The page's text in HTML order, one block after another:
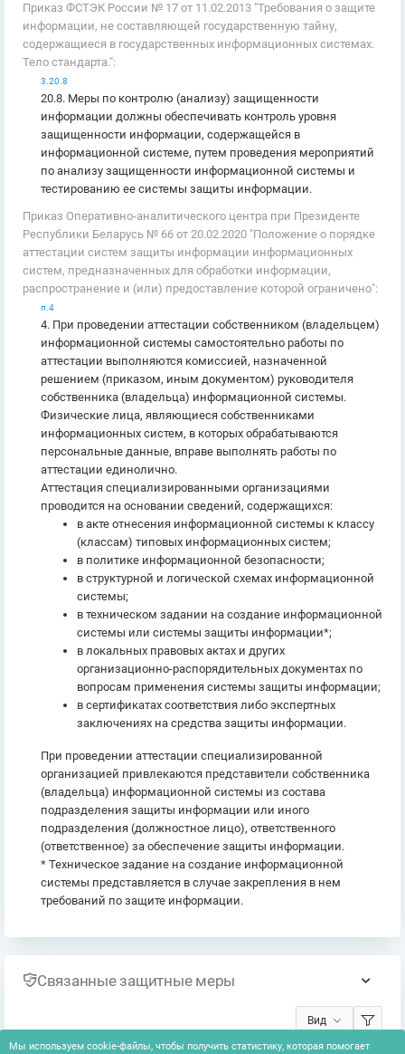
Приказ ФСТЭК России № 17 от 11.02.2013 "Требования о защите
информации, не составляющей государственную тайну,
содержащиеся в государственных информационных системах.
Тело стандарта.":
3.20.8
20.8. Меры по контролю (анализу) защищенности
информации должны обеспечивать контроль уровня
защищенности информации, содержащейся в
информационной системе, путем проведения мероприятий
по анализу защищенности информационной системы и
тестированию ее системы защиты информации.
Приказ Оперативно-аналитического центра при Президенте
Республики Беларусь № 66 от 20.02.2020 "Положение о порядке
аттестации систем защиты информации информационных
систем, предназначенных для обработки информации,
распространение и (или) предоставление которой ограничено":
п.4
4. При проведении аттестации собственником (владельцем)
информационной системы самостоятельно работы по
аттестации выполняются комиссией, назначенной
решением (приказом, иным документом) руководителя
собственника (владельца) информационной системы.
Физические лица, являющиеся собственниками
информационных систем, в которых обрабатываются
персональные данные, вправе выполнять работы по
аттестации единолично.
Аттестация специализированными организациями
проводится на основании сведений, содержащихся:
в акте отнесения информационной системы к классу
(классам) типовых информационных систем;
в политике информационной безопасности;
в структурной и логической схемах информационной
системы;
в техническом задании на создание информационной
системы или системы защиты информации*;
в локальных правовых актах и других
организационно-распорядительных документах по
вопросам применения системы защиты информации;
в сертификатах соответствия либо экспертных
заключениях на средства защиты информации.
При проведении аттестации специализированной
организацией привлекаются представители собственника
(владельца) информационной системы из состава
подразделения защиты информации или иного
подразделения (должностное лицо), ответственного
(ответственное) за обеспечение защиты информации.
* Техническое задание на создание информационной
системы представляется в случае закрепления в нем
требований по защите информации.
Связанные защитные меры
Вид
Мы используем cookie-файлы, чтобы получить статистику, которая помогает